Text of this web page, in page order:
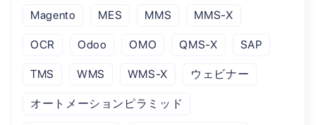
Magento MES MMS MMS-X
OCR Odoo OMO QMS-X SAP
TMS WMS WMS-X ウェビナー
オートメーションピラミッド